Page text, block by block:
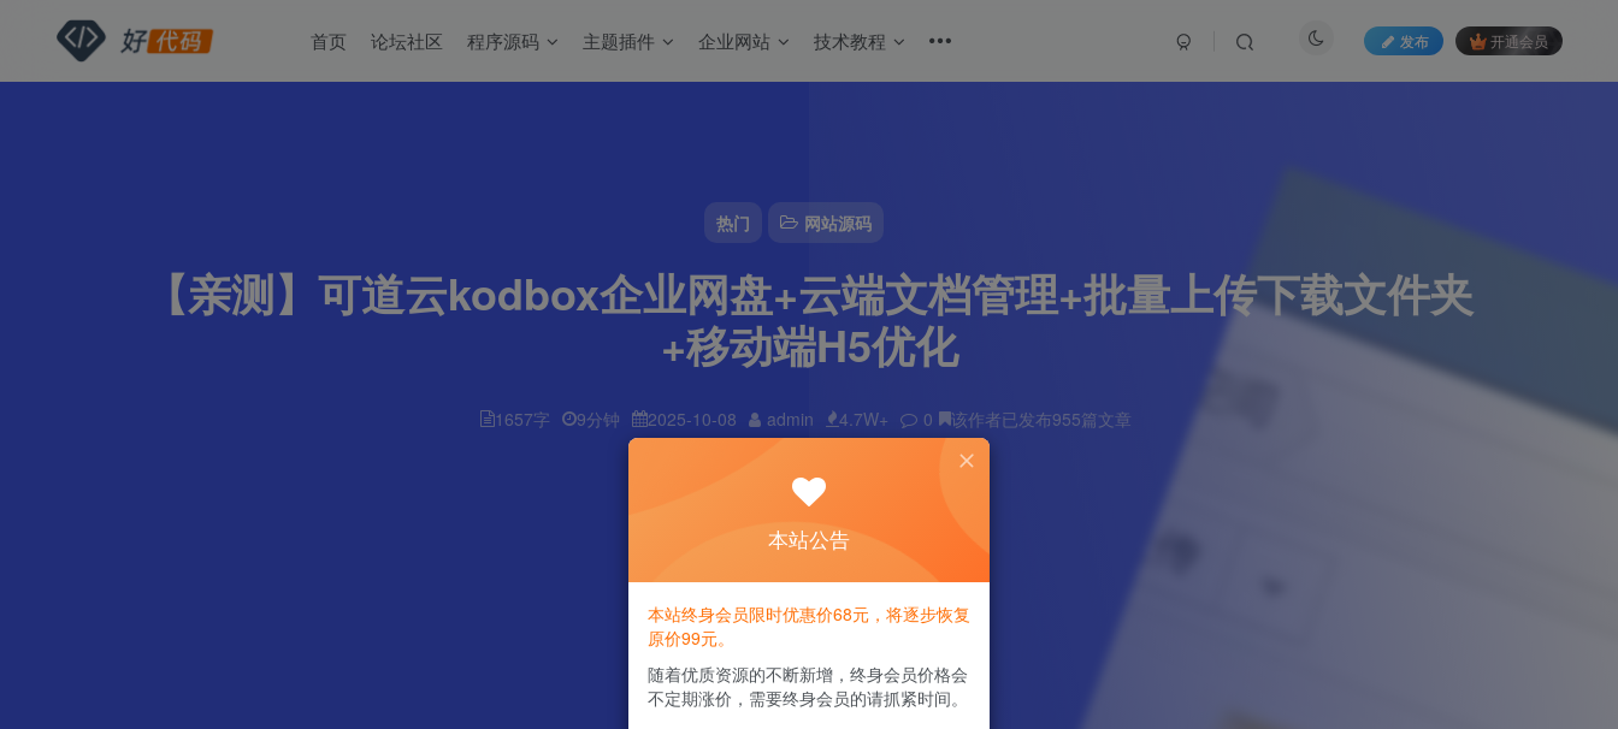
热门 网站源码
【亲测】可道云kodbox企业网盘+云端文档管理+批量上传下载文件夹
+移动端H5优化
1657字 9分钟 2025-10-08 admin 4.7W+ 0 该作者已发布955篇文章
首页 论坛社区 程序源码 主题插件 企业网站 技术教程 发布 开通会员
本站公告
本站终身会员限时优惠价68元，将逐步恢复
原价99元。
随着优质资源的不断新增，终身会员价格会
不定期涨价，需要终身会员的请抓紧时间。